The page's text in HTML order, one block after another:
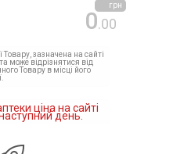
0.00
грн
Товару, зазначена на сайті
може відрізнятися від
Товару в місці його
ціна на сайті
день.